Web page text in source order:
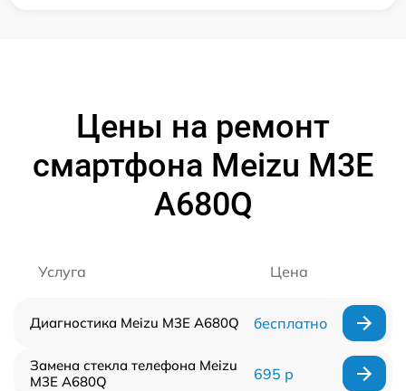
Цены на ремонт
смартфона Meizu M3E
A680Q
Услуга Цена
Диагностика Meizu M3E A680Q бесплатно
Замена стекла телефона Meizu
M3E A680Q
695 р